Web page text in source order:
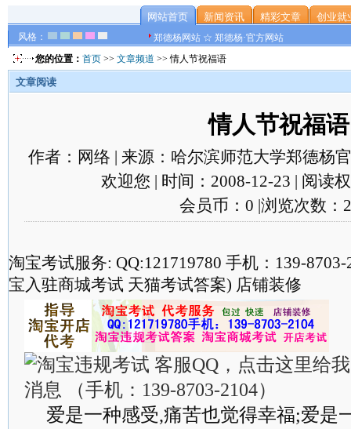
风格：
网站首页 新闻资讯 精彩文章 创业就
郑德杨网站 ☆ 郑德杨·官方网站
您的位置： 首页 >> 文章频道 >> 情人节祝福语
文章阅读
情人节祝福语
作者：网络 | 来源：哈尔滨师范大学郑德杨
欢迎您 | 时间：2008-12-23 | 阅读
会员币：0 |浏览次数：
淘宝考试服务: QQ:121719780 手机：139-
宝入驻商城考试 天猫考试答案) 店铺装修
爱是一种感受,痛苦也觉得幸福;爱是